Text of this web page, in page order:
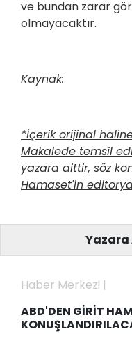
ve bundan zarar
olmayacaktır.
Kaynak:
*İçerik orijinal
Makalede temsil
yazara aittir, söz
Hamaset'in
Yazara
Haber Merkezi |
ABD'DEN GİRİT